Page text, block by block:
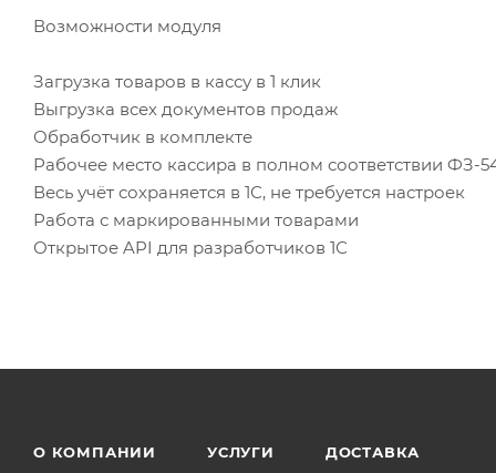
Возможности модуля
Загрузка товаров в кассу в 1 клик
Выгрузка всех документов продаж
Обработчик в комплекте
Рабочее место кассира в полном соответствии ФЗ-
Весь учёт сохраняется в 1С, не требуется настроек
Работа с маркированными товарами
Открытое API для разработчиков 1С
О КОМПАНИИ УСЛУГИ ДОСТАВКА